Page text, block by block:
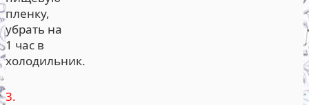
пленку,
убрать на
1 час в
холодильник.
3.